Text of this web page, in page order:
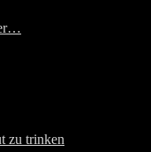
zu trinken